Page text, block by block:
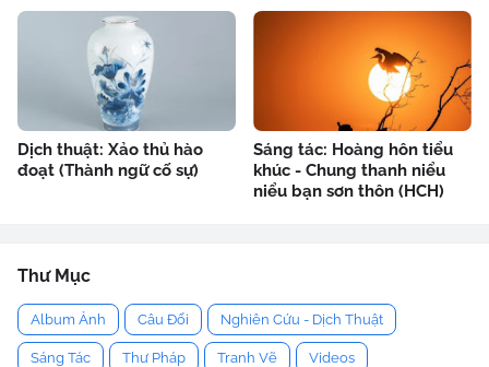
Dịch thuật: Xảo thủ hào
đoạt (Thành ngữ cố sự)
Sáng tác: Hoàng hôn tiểu
khúc - Chung thanh niểu
niểu bạn sơn thôn (HCH)
Thư Mục
Album Ảnh Câu Đối Nghiên Cứu - Dịch Thuật
Sáng Tác Thư Pháp Tranh Vẽ Videos